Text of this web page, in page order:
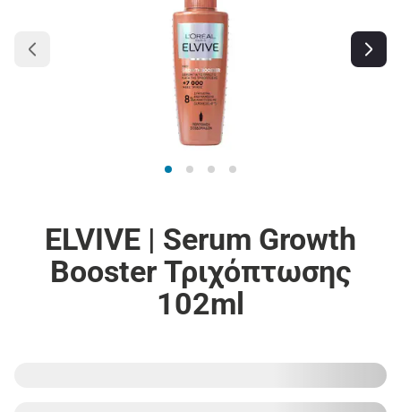
ELVIVE | Serum Growth
Booster Τριχόπτωσης
102ml